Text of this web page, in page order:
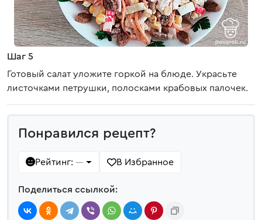
Шаг 5
Готовый салат уложите горкой на блюде. Украсьте
листочками петрушки, полосками крабовых палочек.
Понравился рецепт?
Рейтинг: — В Избранное
Поделиться ссылкой: